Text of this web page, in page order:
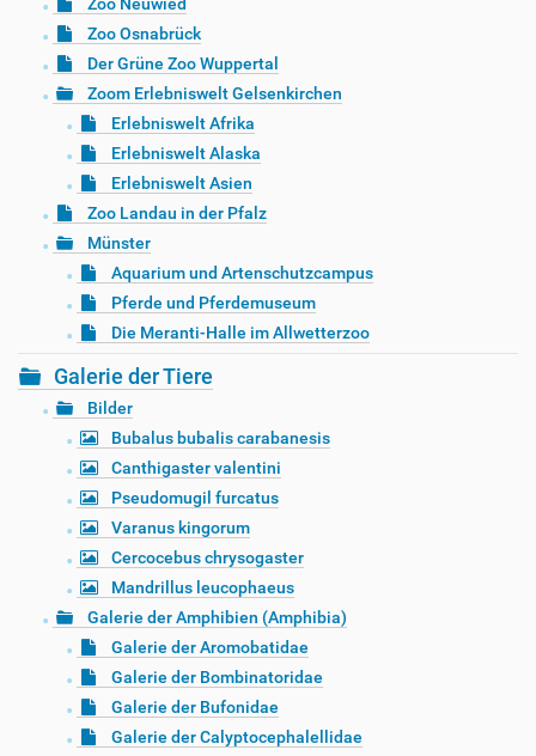
Zoo Neuwied
Zoo Osnabrück
Der Grüne Zoo Wuppertal
Zoom Erlebniswelt Gelsenkirchen
Erlebniswelt Afrika
Erlebniswelt Alaska
Erlebniswelt Asien
Zoo Landau in der Pfalz
Münster
Aquarium und Artenschutzcampus
Pferde und Pferdemuseum
Die Meranti-Halle im Allwetterzoo
Galerie der Tiere
Bilder
Bubalus bubalis carabanesis
Canthigaster valentini
Pseudomugil furcatus
Varanus kingorum
Cercocebus chrysogaster
Mandrillus leucophaeus
Galerie der Amphibien (Amphibia)
Galerie der Aromobatidae
Galerie der Bombinatoridae
Galerie der Bufonidae
Galerie der Calyptocephalellidae